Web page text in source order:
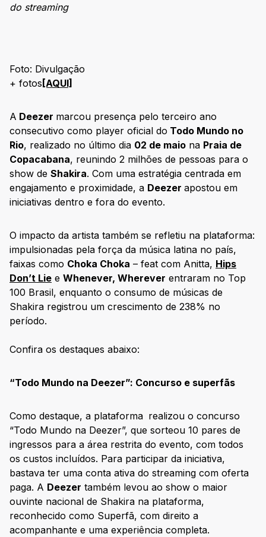
do streaming
Foto: Divulgação
+ fotos [AQUI]
A Deezer marcou presença pelo terceiro ano
consecutivo como player oficial do Todo Mundo no
Rio, realizado no último dia 02 de maio na Praia de
Copacabana, reunindo 2 milhões de pessoas para o
show de Shakira. Com uma estratégia centrada em
engajamento e proximidade, a Deezer apostou em
iniciativas dentro e fora do evento.
O impacto da artista também se refletiu na plataforma:
impulsionadas pela força da música latina no país,
faixas como Choka Choka – feat com Anitta, Hips
Don’t Lie e Whenever, Wherever entraram no Top
100 Brasil, enquanto o consumo de músicas de
Shakira registrou um crescimento de 238% no
período.
Confira os destaques abaixo:
“Todo Mundo na Deezer”: Concurso e superfãs
Como destaque, a plataforma realizou o concurso
“Todo Mundo na Deezer”, que sorteou 10 pares de
ingressos para a área restrita do evento, com todos
os custos incluídos. Para participar da iniciativa,
bastava ter uma conta ativa do streaming com oferta
paga. A Deezer também levou ao show o maior
ouvinte nacional de Shakira na plataforma,
reconhecido como Superfã, com direito a
acompanhante e uma experiência completa.